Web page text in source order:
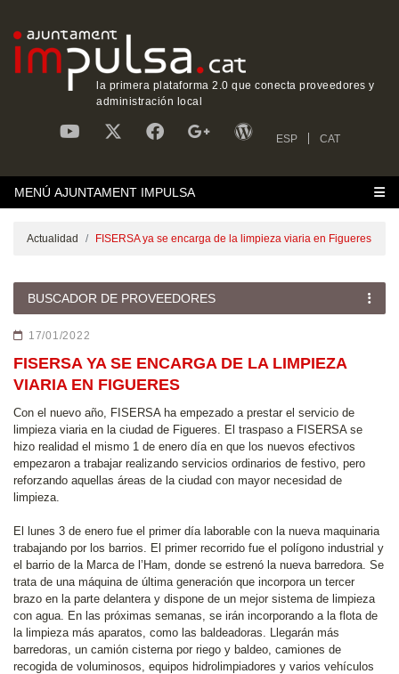
la primera plataforma 2.0 que conecta proveedores y
administración local
ESP CAT
MENÚ AJUNTAMENT IMPULSA
Actualidad FISERSA ya se encarga de la limpieza viaria en Figueres
BUSCADOR DE PROVEEDORES
17/01/2022
FISERSA YA SE ENCARGA DE LA LIMPIEZA
VIARIA EN FIGUERES
Con el nuevo año, FISERSA ha empezado a prestar el servicio de
limpieza viaria en la ciudad de Figueres. El traspaso a FISERSA se
hizo realidad el mismo 1 de enero día en que los nuevos efectivos
empezaron a trabajar realizando servicios ordinarios de festivo, pero
reforzando aquellas áreas de la ciudad con mayor necesidad de
limpieza.
El lunes 3 de enero fue el primer día laborable con la nueva maquinaria
trabajando por los barrios. El primer recorrido fue el polígono industrial y
el barrio de la Marca de l’Ham, donde se estrenó la nueva barredora. Se
trata de una máquina de última generación que incorpora un tercer
brazo en la parte delantera y dispone de un mejor sistema de limpieza
con agua. En las próximas semanas, se irán incorporando a la flota de
la limpieza más aparatos, como las baldeadoras. Llegarán más
barredoras, un camión cisterna por riego y baldeo, camiones de
recogida de voluminosos, equipos hidrolimpiadores y varios vehículos